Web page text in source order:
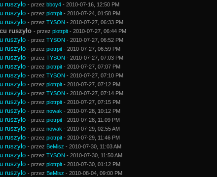
ruszyło - przez bboy4 - 2010-07-16, 12:50 PM
ruszyło - przez piotrpit - 2010-07-24, 01:58 PM
ruszyło - przez TYSON - 2010-07-27, 06:33 PM
ruszyło - przez piotrpit - 2010-07-27, 06:44 PM
ruszyło - przez TYSON - 2010-07-27, 06:52 PM
ruszyło - przez piotrpit - 2010-07-27, 06:59 PM
ruszyło - przez TYSON - 2010-07-27, 07:03 PM
ruszyło - przez piotrpit - 2010-07-27, 07:07 PM
ruszyło - przez TYSON - 2010-07-27, 07:10 PM
ruszyło - przez piotrpit - 2010-07-27, 07:12 PM
ruszyło - przez TYSON - 2010-07-27, 07:14 PM
ruszyło - przez piotrpit - 2010-07-27, 07:15 PM
ruszyło - przez nowak - 2010-07-28, 10:12 PM
ruszyło - przez piotrpit - 2010-07-28, 11:09 PM
ruszyło - przez nowak - 2010-07-29, 02:55 AM
ruszyło - przez piotrpit - 2010-07-29, 11:46 PM
ruszyło - przez BeMisz - 2010-07-30, 11:03 AM
ruszyło - przez TYSON - 2010-07-30, 11:50 AM
ruszyło - przez piotrpit - 2010-07-30, 01:12 PM
ruszyło - przez BeMisz - 2010-08-04, 09:00 PM